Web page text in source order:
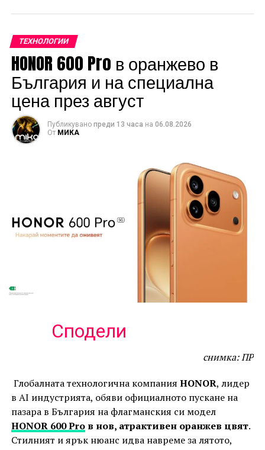
TЕХНОЛОГИИ
HONOR 600 Pro в оранжево в
България и на специална
цена през август
Публикувано преди 13 часа на 06.08.2026
От МИКА
Сподели
снимка: ПР
Глобалната технологична компания HONOR, лидер
в AI индустрията, обяви официалното пускане на
пазара в България на флагманския си модел
HONOR 600 Proв нов, атрактивен оранжев цвят.
Стилният и ярък нюанс идва навреме за лятото,